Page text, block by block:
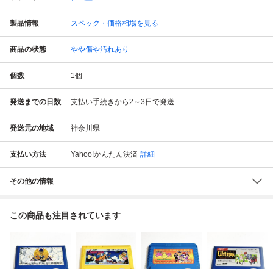
製品情報 スペック・価格相場を見る
商品の状態 やや傷や汚れあり
個数 1個
発送までの日数 支払い手続きから2～3日で発送
発送元の地域 神奈川県
支払い方法 Yahoo!かんたん決済 詳細
その他の情報
この商品も注目されています